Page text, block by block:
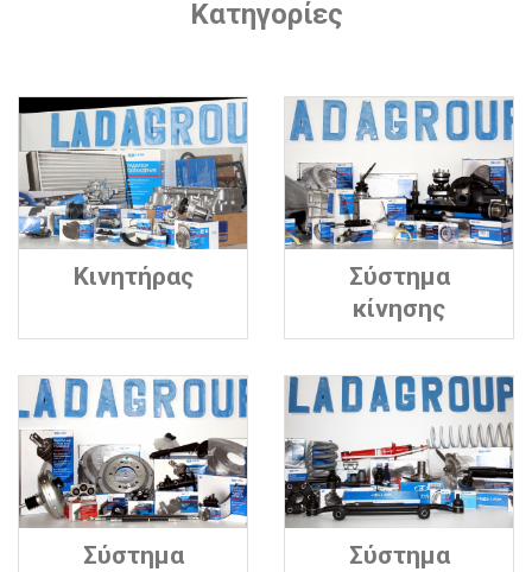
Κατηγορίες
Κινητήρας
Σύστημα
κίνησης
Σύστημα
Σύστημα